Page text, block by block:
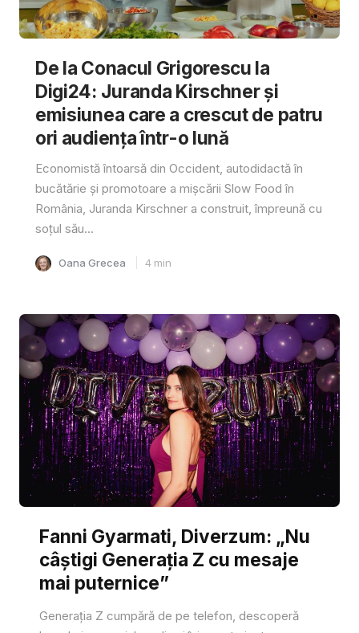
De la Conacul Grigorescu la
Digi24: Juranda Kirschner și
emisiunea care a crescut de patru
ori audiența într-o lună
Economistă întoarsă din Occident, autodidactă în
bucătărie și promotoare a mișcării Slow Food în
România, Juranda Kirschner a construit, împreună cu
soțul său...
Oana Grecea 4 min
Fanni Gyarmati, Diverzum: „Nu
câștigi Generația Z cu mesaje
mai puternice”
Generația Z cumpără de pe telefon, descoperă